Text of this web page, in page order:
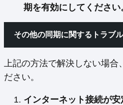
期を有効にしてください
その他の同期に関するトラブ
上記の方法で解決しない場合
ださい。
インターネット接続が